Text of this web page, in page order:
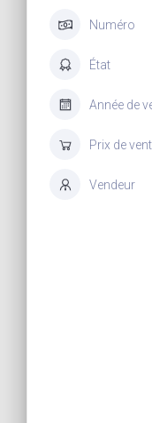
Numéro
État
Année de
Prix de
Vendeur